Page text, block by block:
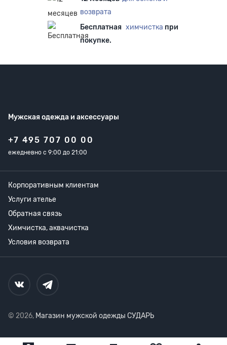
возврата
Бесплатная химчистка при
покупке.
Мужская одежда и аксессуары
+7 495 707 00 00
ежедневно с 9:00 до 21:00
Корпоративным клиентам
Услуги ателье
Обратная связь
Химчистка, аквачистка
Условия возврата
© 2026, Магазин мужской одежды СУДАРЬ